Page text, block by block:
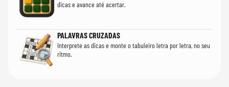
dicas e avance até acertar.
PALAVRAS CRUZADAS
Interprete as dicas e monte o tabuleiro letra por letra, no seu
ritmo.